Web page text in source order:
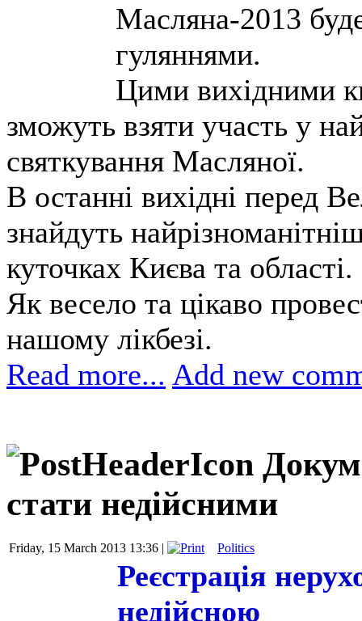
Масляна-2013
гуляннями.
Цими вихідними
зможуть взяти участь у
святкування Масляної.
В останні вихідні перед
знайдуть
куточках Києва та області.
Як весело та цікаво
нашому лікбезі.
Read more... Add new
стати недійсними
Friday, 15 March 2013 13:36 | Politics
Реєстрація
недійсною